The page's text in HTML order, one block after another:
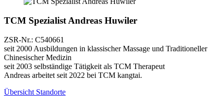
TCM Spezialist Andreas Huwiler
ZSR-Nr.: C540661
seit 2000 Ausbildungen in klassischer Massage und Traditioneller
Chinesischer Medizin
seit 2003 selbständige Tätigkeit als TCM Therapeut
Andreas arbeitet seit 2022 bei TCM kangtai.
Übersicht Standorte